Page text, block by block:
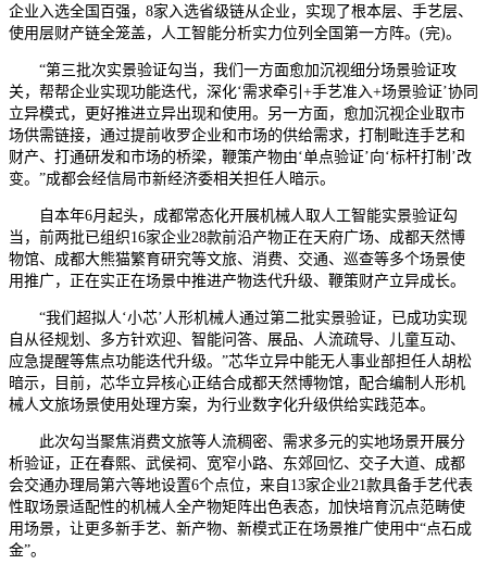
企业入选全国百强，8家入选省级链从企业，实现了根本层、手艺层、
使用层财产链全笼盖，人工智能分析实力位列全国第一方阵。(完)。
“第三批次实景验证勾当，我们一方面愈加沉视细分场景验证攻
关，帮帮企业实现功能迭代，深化‘需求牵引+手艺准入+场景验证’协同
立异模式，更好推进立异出现和使用。另一方面，愈加沉视企业取市
场供需链接，通过提前收罗企业和市场的供给需求，打制毗连手艺和
财产、打通研发和市场的桥梁，鞭策产物由‘单点验证’向‘标杆打制’改
变。”成都会经信局市新经济委相关担任人暗示。
自本年6月起头，成都常态化开展机械人取人工智能实景验证勾
当，前两批已组织16家企业28款前沿产物正在天府广场、成都天然博
物馆、成都大熊猫繁育研究等文旅、消费、交通、巡查等多个场景使
用推广，正在实正在场景中推进产物迭代升级、鞭策财产立异成长。
“我们超拟人‘小芯’人形机械人通过第二批实景验证，已成功实现
自从径规划、多方针欢迎、智能问答、展品、人流疏导、儿童互动、
应急提醒等焦点功能迭代升级。”芯华立异中能无人事业部担任人胡松
暗示，目前，芯华立异核心正结合成都天然博物馆，配合编制人形机
械人文旅场景使用处理方案，为行业数字化升级供给实践范本。
此次勾当聚焦消费文旅等人流稠密、需求多元的实地场景开展分
析验证，正在春熙、武侯祠、宽窄小路、东郊回忆、交子大道、成都
会交通办理局第六等地设置6个点位，来自13家企业21款具备手艺代表
性取场景适配性的机械人全产物矩阵出色表态，加快培育沉点范畴使
用场景，让更多新手艺、新产物、新模式正在场景推广使用中“点石成
金”。